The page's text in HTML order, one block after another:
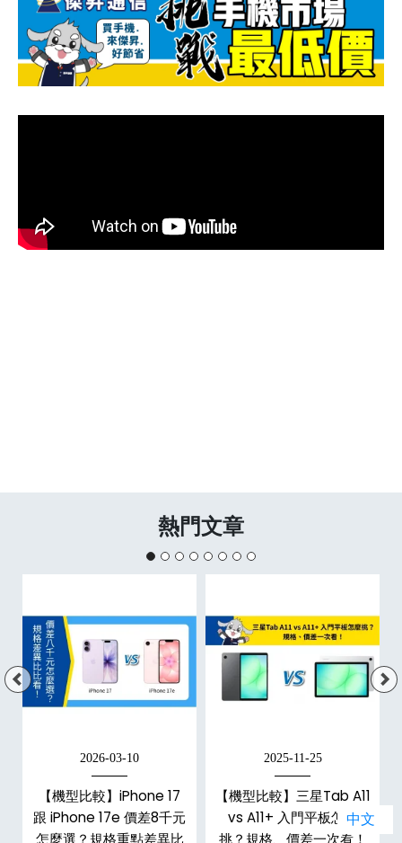
熱門文章
2026-03-10
【機型比較】iPhone 17
跟 iPhone 17e 價差8千元
怎麼選？規格重點差異比
2025-11-25
【機型比較】三星Tab A11
vs A11+ 入門平板怎麼
挑？規格、價差一次看！
中文